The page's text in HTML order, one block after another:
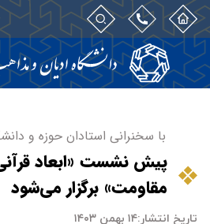
با سخنرانی استادان حوزه و
پیش نشست «ابعاد
مقاومت» برگزار می‌شود
تاریخ انتشار:۱۴ بهمن ۱۴۰۳